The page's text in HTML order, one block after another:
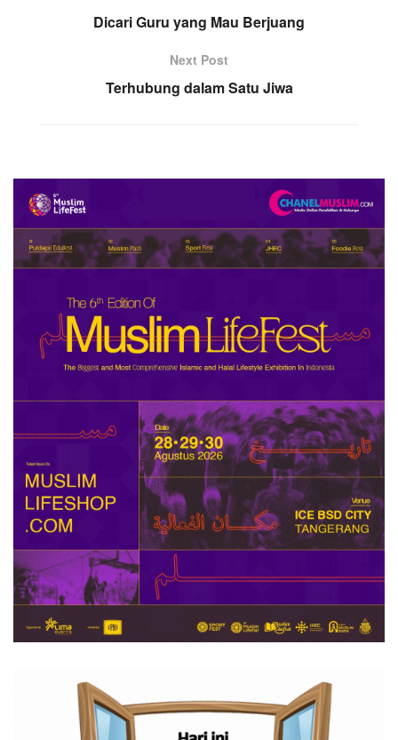
Dicari Guru yang Mau Berjuang
Next Post
Terhubung dalam Satu Jiwa